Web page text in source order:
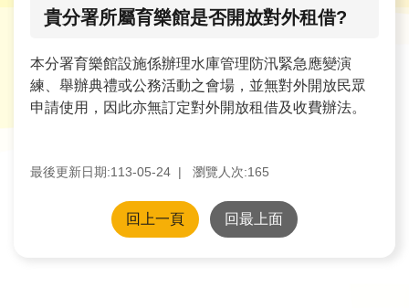
貴分署所屬育樂館是否開放對外租借?
本分署育樂館設施係辦理水庫管理防汛緊急應變演
練、舉辦典禮或公務活動之會場，並無對外開放民眾
申請使用，因此亦無訂定對外開放租借及收費辦法。
最後更新日期:113-05-24 瀏覽人次:165
回上一頁 回最上面